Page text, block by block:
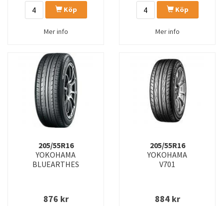
Köp
Mer info
Köp
Mer info
205/55R16
YOKOHAMA
BLUEARTHES
876 kr
205/55R16
YOKOHAMA
V701
884kr